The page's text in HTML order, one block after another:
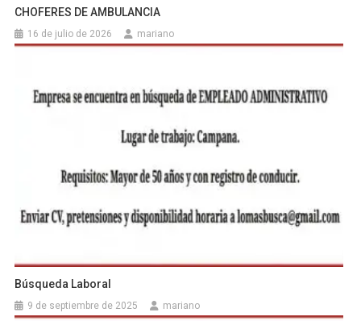
CHOFERES DE AMBULANCIA
16 de julio de 2026 mariano
Búsqueda Laboral
9 de septiembre de 2025 mariano